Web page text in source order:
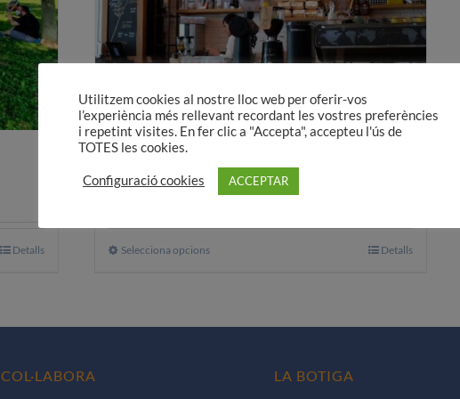
Detalls
A partir de: 30,00
Selecciona opcionsAquest
diverses
Detalls
COL·LABORA LA BOTIGA
Utilitzem cookies al nostre lloc web per oferir-vos
l’experiència més rellevant recordant les vostres preferències
i repetint visites. En fer clic a "Accepta", accepteu l'ús de
TOTES les cookies.
Configuració cookies ACCEPTAR